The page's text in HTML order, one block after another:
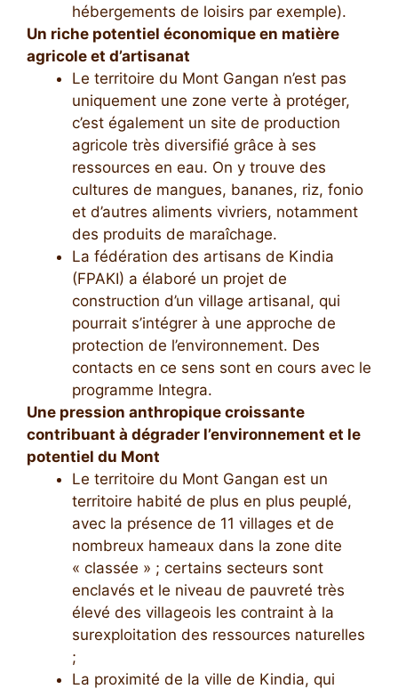
hébergements de loisirs par exemple).
Un riche potentiel économique en matière
agricole et d’artisanat
Le territoire du Mont Gangan n’est pas
uniquement une zone verte à protéger,
c’est également un site de production
agricole très diversifié grâce à ses
ressources en eau. On y trouve des
cultures de mangues, bananes, riz, fonio
et d’autres aliments vivriers, notamment
des produits de maraîchage.
La fédération des artisans de Kindia
(FPAKI) a élaboré un projet de
construction d’un village artisanal, qui
pourrait s’intégrer à une approche de
protection de l’environnement. Des
contacts en ce sens sont en cours avec le
programme Integra.
Une pression anthropique croissante
contribuant à dégrader l’environnement et le
potentiel du Mont
Le territoire du Mont Gangan est un
territoire habité de plus en plus peuplé,
avec la présence de 11 villages et de
nombreux hameaux dans la zone dite
« classée » ; certains secteurs sont
enclavés et le niveau de pauvreté très
élevé des villageois les contraint à la
surexploitation des ressources naturelles
;
La proximité de la ville de Kindia, qui